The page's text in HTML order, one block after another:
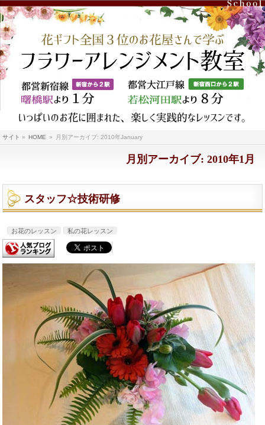
サイト » HOME » 月別アーカイブ: 2010年January
月別アーカイブ: 2010年1月
スタッフ☆技術研修
お花のレッスン 私の花レッスン